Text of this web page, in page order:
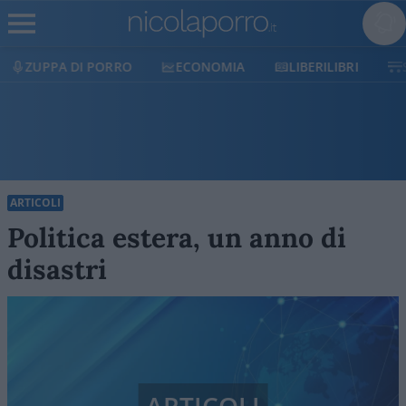
ECONOMIA LIBERILIBRI SHOP SOSTIENICI
ARTICOLI
Politica estera, un anno di
disastri